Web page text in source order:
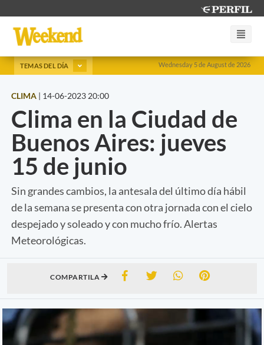
Wednesday 5 de August de 2026
TEMAS DEL DÍA
CLIMA | 14-06-2023 20:00
Clima en la Ciudad de
Buenos Aires: jueves
15 de junio
Sin grandes cambios, la antesala del último día hábil
de la semana se presenta con otra jornada con el cielo
despejado y soleado y con mucho frío. Alertas
Meteorológicas.
COMPARTILA